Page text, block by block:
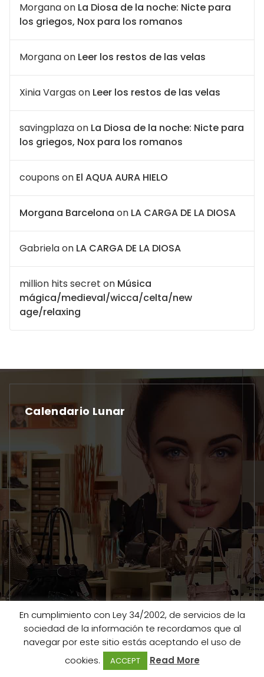
Morganaon La Diosa de la noche: Nicte para
los griegos, Nox para los romanos
Morganaon Leer los restos de las velas
Xinia Vargas on Leer los restos de las velas
savingplazaon La Diosa de la noche: Nicte para
los griegos, Nox para los romanos
coupons on El AQUA AURA HIELO
Morgana Barcelona on LA CARGA DE LA DIOSA
Gabrielaon LA CARGA DE LA DIOSA
million hits secret on Música
mágica/medieval/wicca/celta/new
age/relaxing
Calendario Lunar
En cumplimiento con Ley 34/2002, de servicios de la
sociedad de la información te recordamos que al
navegar por este sitio estás aceptando el uso de
cookies.
ACCEPT Read More